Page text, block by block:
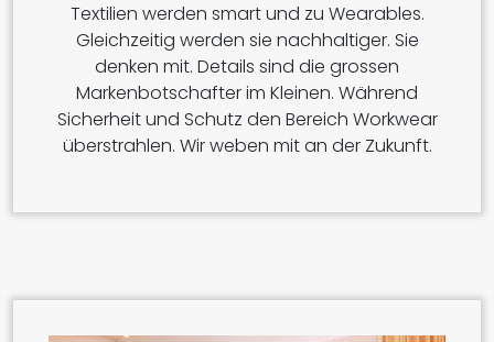
Textilien werden smart und zu Wearables.
Gleichzeitig werden sie nachhaltiger. Sie
denken mit. Details sind die grossen
Markenbotschafter im Kleinen. Während
Sicherheit und Schutz den Bereich Workwear
überstrahlen. Wir weben mit an der Zukunft.